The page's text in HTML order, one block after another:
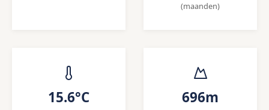
(maanden)
15.6°C 696m